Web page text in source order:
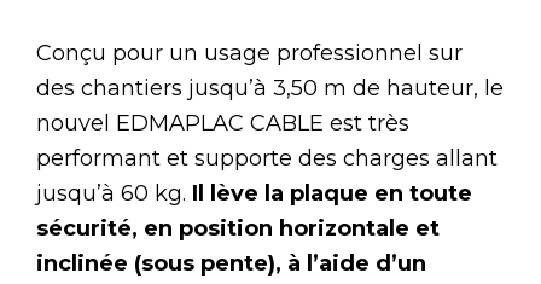
Conçu pour un usage professionnel sur
des chantiers jusqu’à 3,50 m de hauteur, le
nouvel EDMAPLAC CABLE est très
performant et supporte des charges allant
jusqu’à 60 kg. Il lève la plaque en toute
sécurité, en position horizontale et
inclinée (sous pente), à l’aide d’un